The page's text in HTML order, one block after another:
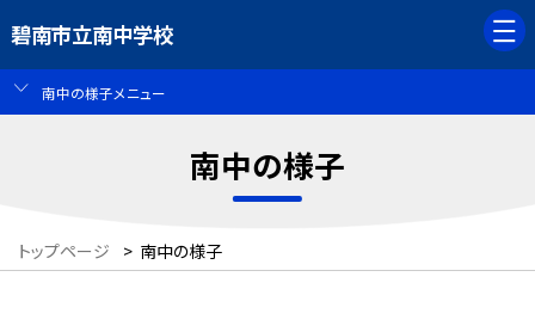
碧南市立南中学校
南中の様子メニュー
南中の様子
トップページ > 南中の様子